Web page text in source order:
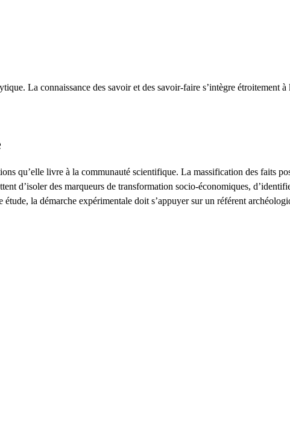
La connaissance des savoir et des savoir-faire s’intègre étroitement
qu’elle livre à la communauté scientifique. La massification des faits
d’isoler des marqueurs de transformation socio-économiques,
la démarche expérimentale doit s’appuyer sur un référent